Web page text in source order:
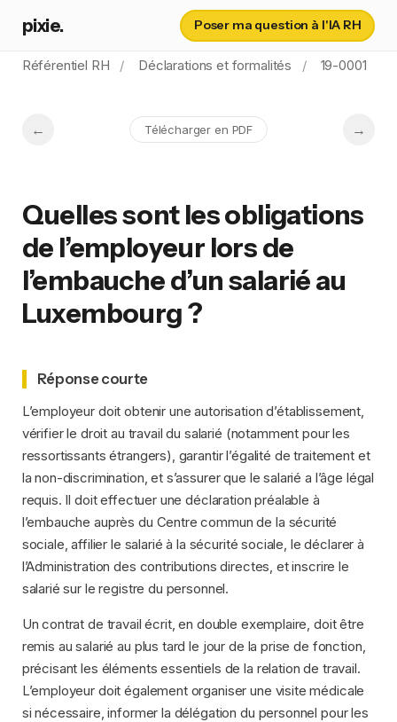
pixie. Poser ma question à l'IA RH
Référentiel RH Déclarations et formalités 19-0001
Télécharger en PDF
Quelles sont les obligations
de l’employeur lors de
l’embauche d’un salarié au
Luxembourg ?
Réponse courte
L’employeur doit obtenir une autorisation d’établissement,
vérifier le droit au travail du salarié (notamment pour les
ressortissants étrangers), garantir l’égalité de traitement et
la non-discrimination, et s’assurer que le salarié a l’âge légal
requis. Il doit effectuer une déclaration préalable à
l’embauche auprès du Centre commun de la sécurité
sociale, affilier le salarié à la sécurité sociale, le déclarer à
l’Administration des contributions directes, et inscrire le
salarié sur le registre du personnel.
Un contrat de travail écrit, en double exemplaire, doit être
remis au salarié au plus tard le jour de la prise de fonction,
précisant les éléments essentiels de la relation de travail.
L’employeur doit également organiser une visite médicale
si nécessaire, informer la délégation du personnel pour les